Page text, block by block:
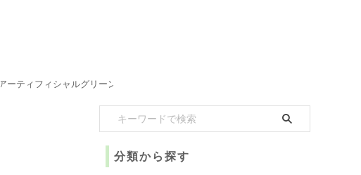
アーティフィシャルグリーン
分類から探す